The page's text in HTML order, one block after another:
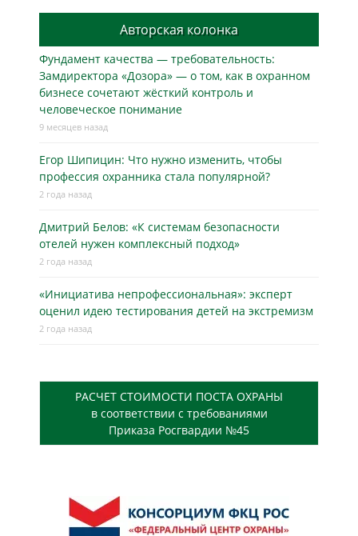
Авторская колонка
Фундамент качества — требовательность:
Замдиректора «Дозора» — о том, как в охранном
бизнесe сочетают жёсткий контроль и
человеческое понимание
9 месяцев назад
Егор Шипицин: Что нужно изменить, чтобы
профессия охранника стала популярной?
2 года назад
Дмитрий Белов: «К системам безопасности
отелей нужен комплексный подход»
2 года назад
«Инициатива непрофессиональная»: эксперт
оценил идею тестирования детей на экстремизм
2 года назад
РАСЧЕТ СТОИМОСТИ ПОСТА ОХРАНЫ
в соответствии с требованиями
Приказа Росгвардии №45